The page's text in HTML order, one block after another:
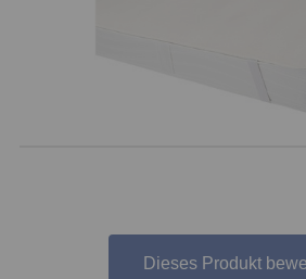
Dieses Produkt